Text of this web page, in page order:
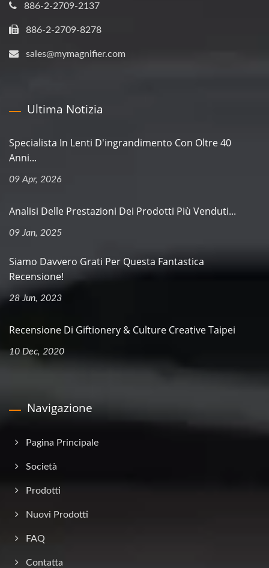
886-2-2709-2137
886-2-2709-8278
sales@mymagnifier.com
Ultima Notizia
Specialista In Lenti D'ingrandimento Con Oltre 40
Anni...
09 Apr, 2026
Analisi Delle Prestazioni Dei Prodotti Più Venduti...
09 Jan, 2025
Siamo Davvero Grati Per Questa Fantastica
Recensione!
28 Jun, 2023
Recensione Di Giftionery & Culture Creative Taipei
10 Dec, 2020
Navigazione
Pagina Principale
Società
Prodotti
Nuovi Prodotti
FAQ
Contatta